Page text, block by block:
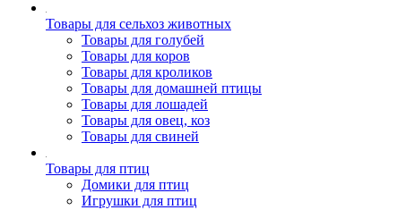
Товары для сельхоз животных
Товары для голубей
Товары для коров
Товары для кроликов
Товары для домашней птицы
Товары для лошадей
Товары для овец, коз
Товары для свиней
Товары для птиц
Домики для птиц
Игрушки для птиц